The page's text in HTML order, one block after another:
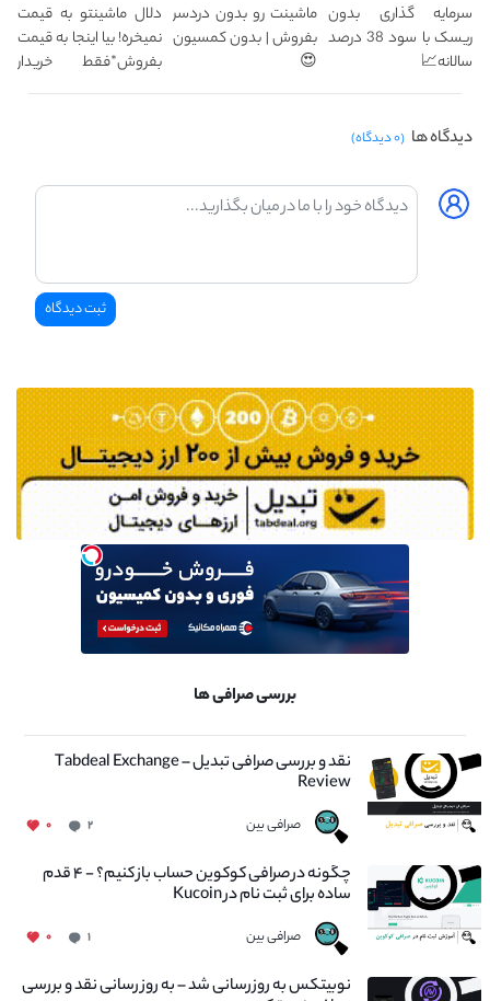
سرمایه گذاری بدون
ریسک با سود 38 درصد
سالانه📈
ماشینت رو بدون دردسر
بفروش | بدون کمسیون
😍
دلال ماشینتو به قیمت
نمیخره! بیا اینجا به قیمت
بفروش*فقط خریدار
دیدگاه ها (۰ دیدگاه)
بررسی صرافی ها
نقد و بررسی صرافی تبدیل – Tabdeal Exchange
Review
صرافی بین ۲ ۰
چگونه در صرافی کوکوین حساب باز کنیم؟ - ۴ قدم
ساده برای ثبت نام در Kucoin
صرافی بین ۱ ۰
نوبیتکس به روزرسانی شد – به روز رسانی نقد و بررسی